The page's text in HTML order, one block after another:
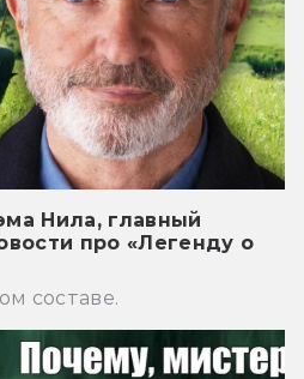
Нила, главный
про «Легенду о
составе.